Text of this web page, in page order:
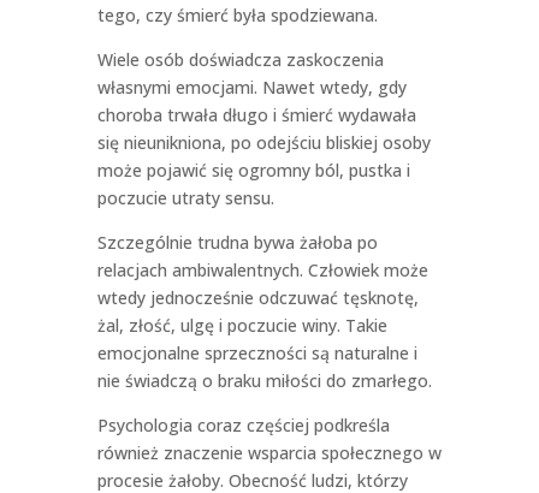
tego, czy śmierć była spodziewana.
Wiele osób doświadcza zaskoczenia
własnymi emocjami. Nawet wtedy, gdy
choroba trwała długo i śmierć wydawała
się nieunikniona, po odejściu bliskiej osoby
może pojawić się ogromny ból, pustka i
poczucie utraty sensu.
Szczególnie trudna bywa żałoba po
relacjach ambiwalentnych. Człowiek może
wtedy jednocześnie odczuwać tęsknotę,
żal, złość, ulgę i poczucie winy. Takie
emocjonalne sprzeczności są naturalne i
nie świadczą o braku miłości do zmarłego.
Psychologia coraz częściej podkreśla
również znaczenie wsparcia społecznego w
procesie żałoby. Obecność ludzi, którzy